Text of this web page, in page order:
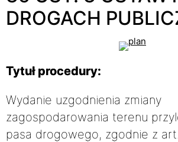
DROGACH
Tytuł procedury:
Wydanie uzgodnienia zmiany
zagospodarowania terenu
pasa drogowego, zgodnie z